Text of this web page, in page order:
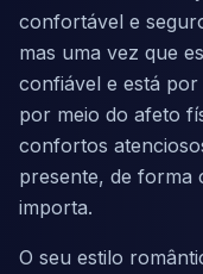
confortável e
mas uma vez que
confiável e está
por meio do afeto
confortos
presente, de forma
importa.
O seu estilo